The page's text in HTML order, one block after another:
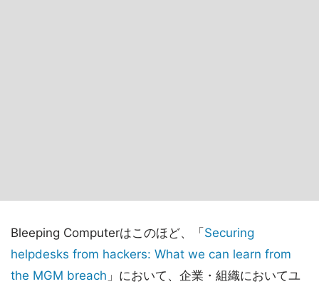
Bleeping Computerはこのほど、「 Securing
helpdesks from hackers: What we can learn from
the MGM breach 」において、企業・組織においてユ